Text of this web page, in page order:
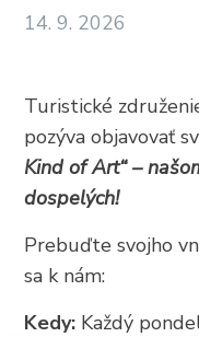
+385 21 618 455
info@brela.hr
FOLLOW US
14. 9. 2026
Turistické
pozýva objavovať
Kind of Art“ –
dospelých!
Prebuďte svojho
sa k nám:
Kedy: Každý